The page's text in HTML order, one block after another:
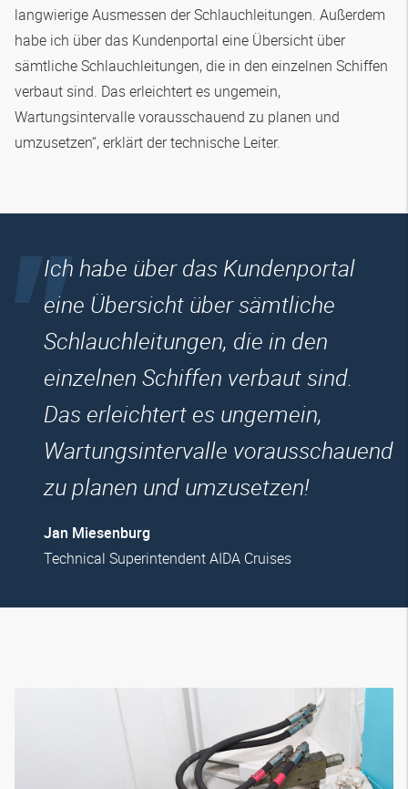
langwierige Ausmessen der Schlauchleitungen. Außerdem
habe ich über das Kundenportal eine Übersicht über
sämtliche Schlauchleitungen, die in den einzelnen Schiffen
verbaut sind. Das erleichtert es ungemein,
Wartungsintervalle vorausschauend zu planen und
umzusetzen“, erklärt der technische Leiter.
Ich habe über das Kundenportal
eine Übersicht über sämtliche
Schlauchleitungen, die in den
einzelnen Schiffen verbaut sind.
Das erleichtert es ungemein,
Wartungsintervalle vorausschauend
zu planen und umzusetzen!
Jan Miesenburg
Technical Superintendent AIDA Cruises